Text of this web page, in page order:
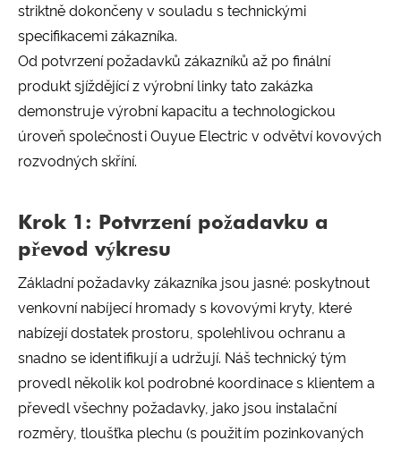
striktně dokončeny v souladu s technickými
specifikacemi zákazníka.
Od potvrzení požadavků zákazníků až po finální
produkt sjíždějící z výrobní linky tato zakázka
demonstruje výrobní kapacitu a technologickou
úroveň společnosti Ouyue Electric v odvětví kovových
rozvodných skříní.
Krok 1: Potvrzení požadavku a
převod výkresu
Základní požadavky zákazníka jsou jasné: poskytnout
venkovní nabíjecí hromady s kovovými kryty, které
nabízejí dostatek prostoru, spolehlivou ochranu a
snadno se identifikují a udržují. Náš technický tým
provedl několik kol podrobné koordinace s klientem a
převedl všechny požadavky, jako jsou instalační
rozměry, tloušťka plechu (s použitím pozinkovaných